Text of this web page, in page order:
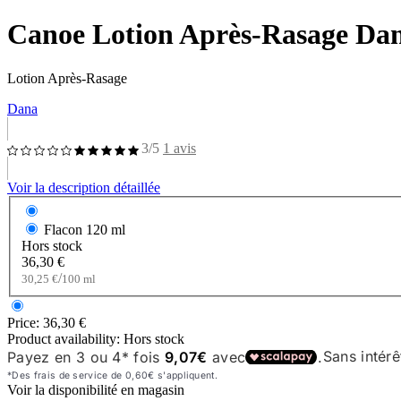
Canoe Lotion Après-Rasage
Lotion Après-Rasage
Dana
3/5 1 avis
Voir la description détaillée
Flacon 120 ml
Hors stock
36,30 €
30,25 €/100 ml
Price: 36,30 €
Product availability: Hors stock
Voir la disponibilité en magasin